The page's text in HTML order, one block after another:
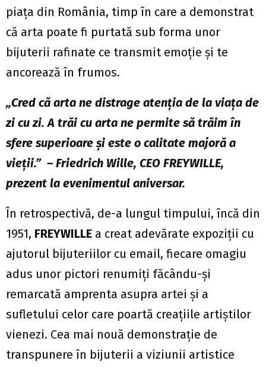
piața din România, timp în care a demonstrat
că arta poate fi purtată sub forma unor
bijuterii rafinate ce transmit emoție și te
ancorează în frumos.
„Cred că arta ne distrage atenția de la viața de
zi cu zi. A trăi cu arta ne permite să trăim în
sfere superioare și este o calitate majoră a
vieții.” – Friedrich Wille, CEO FREYWILLE,
prezent la evenimentul aniversar.
În retrospectivă, de-a lungul timpului, încă din
1951, FREYWILLE a creat adevărate expoziții cu
ajutorul bijuteriilor cu email, fiecare omagiu
adus unor pictori renumiți făcându-și
remarcată amprenta asupra artei și a
sufletului celor care poartă creațiile artiștilor
vienezi. Cea mai nouă demonstrație de
transpunere în bijuterii a viziunii artistice